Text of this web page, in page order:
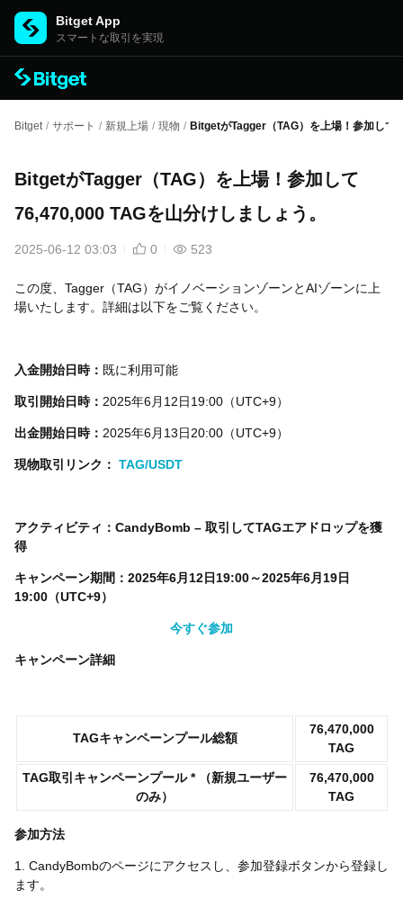
Bitget App
スマートな取引を実現
Bitget / サポート / 新規上場 / 現物 / BitgetがTagger（TAG）を上場！参加して
BitgetがTagger（TAG）を上場！参加して
76,470,000 TAGを山分けしましょう。
2025-06-12 03:03 0 523
この度、Tagger（TAG）がイノベーションゾーンとAIゾーンに上
場いたします。詳細は以下をご覧ください。
入金開始日時： 既に利用可能
取引開始日時： 2025年6月12日19:00（UTC+9）
出金開始日時： 2025年6月13日20:00（UTC+9）
現物取引リンク： TAG/USDT
アクティビティ：CandyBomb – 取引してTAGエアドロップを獲
得
キャンペーン期間：2025年6月12日19:00～2025年6月19日
19:00（UTC+9）
今すぐ参加
キャンペーン詳細
TAGキャンペーンプール総額
76,470,000
TAG
TAG取引キャンペーンプール * （新規ユーザー
のみ）
76,470,000
TAG
参加方法
1. CandyBombのページにアクセスし、参加登録ボタンから登録し
ます。